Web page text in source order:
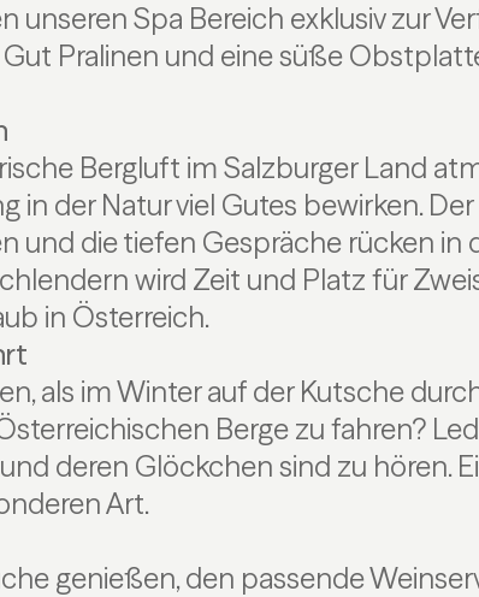
Spa Bereich exklusiv zur
Pralinen und eine süße
Bergluft im Salzburger Land
in der Natur viel Gutes bewirken.
und die tiefen Gespräche rücken in
wird Zeit und Platz für
in Österreich.
als im Winter auf der Kutsche
Berge zu fahren?
deren Glöckchen sind zu hören.
Art.
genießen, den passende